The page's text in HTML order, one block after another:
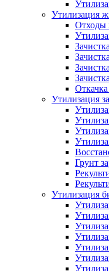
Утилизация
Отходы
Утилизация
Грунт
Утилизация